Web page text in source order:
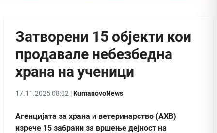
Затворени 15 објекти кои
продавале небезбедна
храна на ученици
17.11.2025 08:02 |KumanovoNews
Агенцијата за храна и ветеринарство (АХВ)
изрече 15 забрани за вршење дејност на